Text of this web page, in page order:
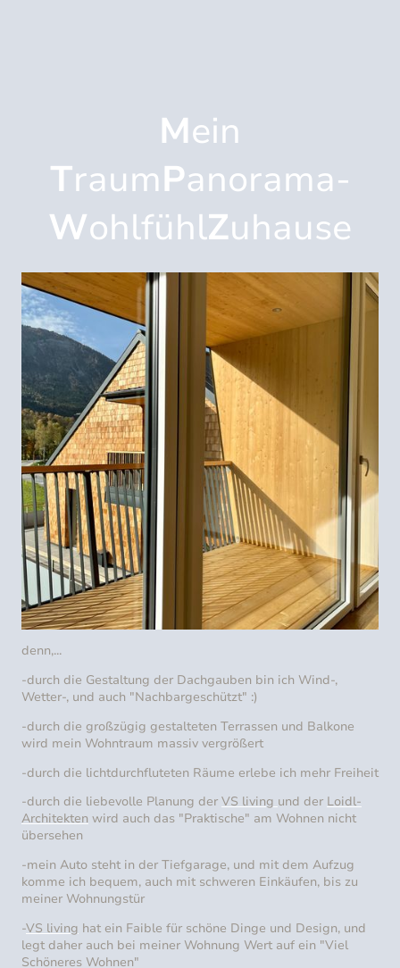
Mein
TraumPanorama-
WohlfühlZuhause
denn,...
-durch die Gestaltung der Dachgauben bin ich Wind-,
Wetter-, und auch "Nachbargeschützt" :)
-durch die großzügig gestalteten Terrassen und Balkone
wird mein Wohntraum massiv vergrößert
-durch die lichtdurchfluteten Räume erlebe ich mehr Freiheit
-durch die liebevolle Planung der VS living und der Loidl-
Architekten wird auch das "Praktische" am Wohnen nicht
übersehen
-mein Auto steht in der Tiefgarage, und mit dem Aufzug
komme ich bequem, auch mit schweren Einkäufen, bis zu
meiner Wohnungstür
-VS living hat ein Faible für schöne Dinge und Design, und
legt daher auch bei meiner Wohnung Wert auf ein "Viel
Schöneres Wohnen"